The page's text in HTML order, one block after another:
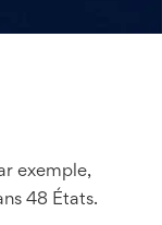
exemple,
48 États.